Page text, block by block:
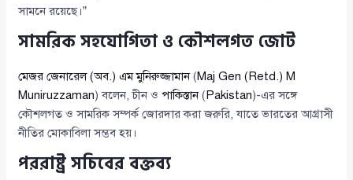
সামনে রয়েছে।”
সামরিক সহযোগিতা ও কৌশলগত জোট
মেজর জেনারেল (অব.) এম মুনিরুজ্জামান(Maj Gen (Retd.) M
Muniruzzaman) বলেন, চীন ও পাকিস্তান( Pakistan)-এর সঙ্গে
কৌশলগত ও সামরিক সম্পর্ক জোরদার করা জরুরি, যাতে ভারতের আগ্রাসী
নীতির মোকাবিলা সম্ভব হয়।
পররাষ্ট্র সচিবের বক্তব্য